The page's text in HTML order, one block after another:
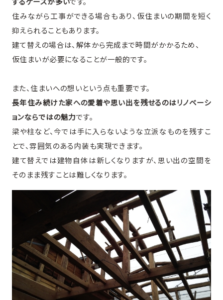
住みながら工事ができる場合もあり、仮住まいの期間を短く
抑えられることもあります。
建て替えの場合は、解体から完成まで時間がかかるため、
仮住まいが必要になることが一般的です。
また、住まいへの想いという点も重要です。
長年住み続けた家への愛着や思い出を残せるのはリノベーシ
ョンならではの魅力です。
梁や柱など、今では手に入らないような立派なものを残すこ
とで、雰囲気のある内装も実現できます。
建て替えでは建物自体は新しくなりますが、思い出の空間を
そのまま残すことは難しくなります。